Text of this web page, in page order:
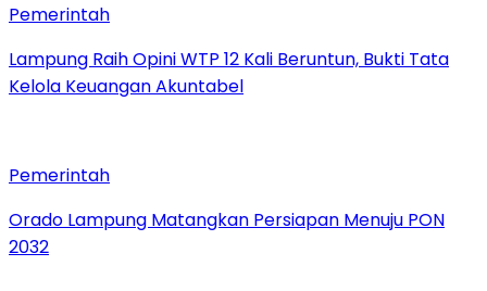
Pemerintah
Lampung Raih Opini WTP 12 Kali Beruntun, Bukti Tata
Kelola Keuangan Akuntabel
Pemerintah
Orado Lampung Matangkan Persiapan Menuju PON
2032